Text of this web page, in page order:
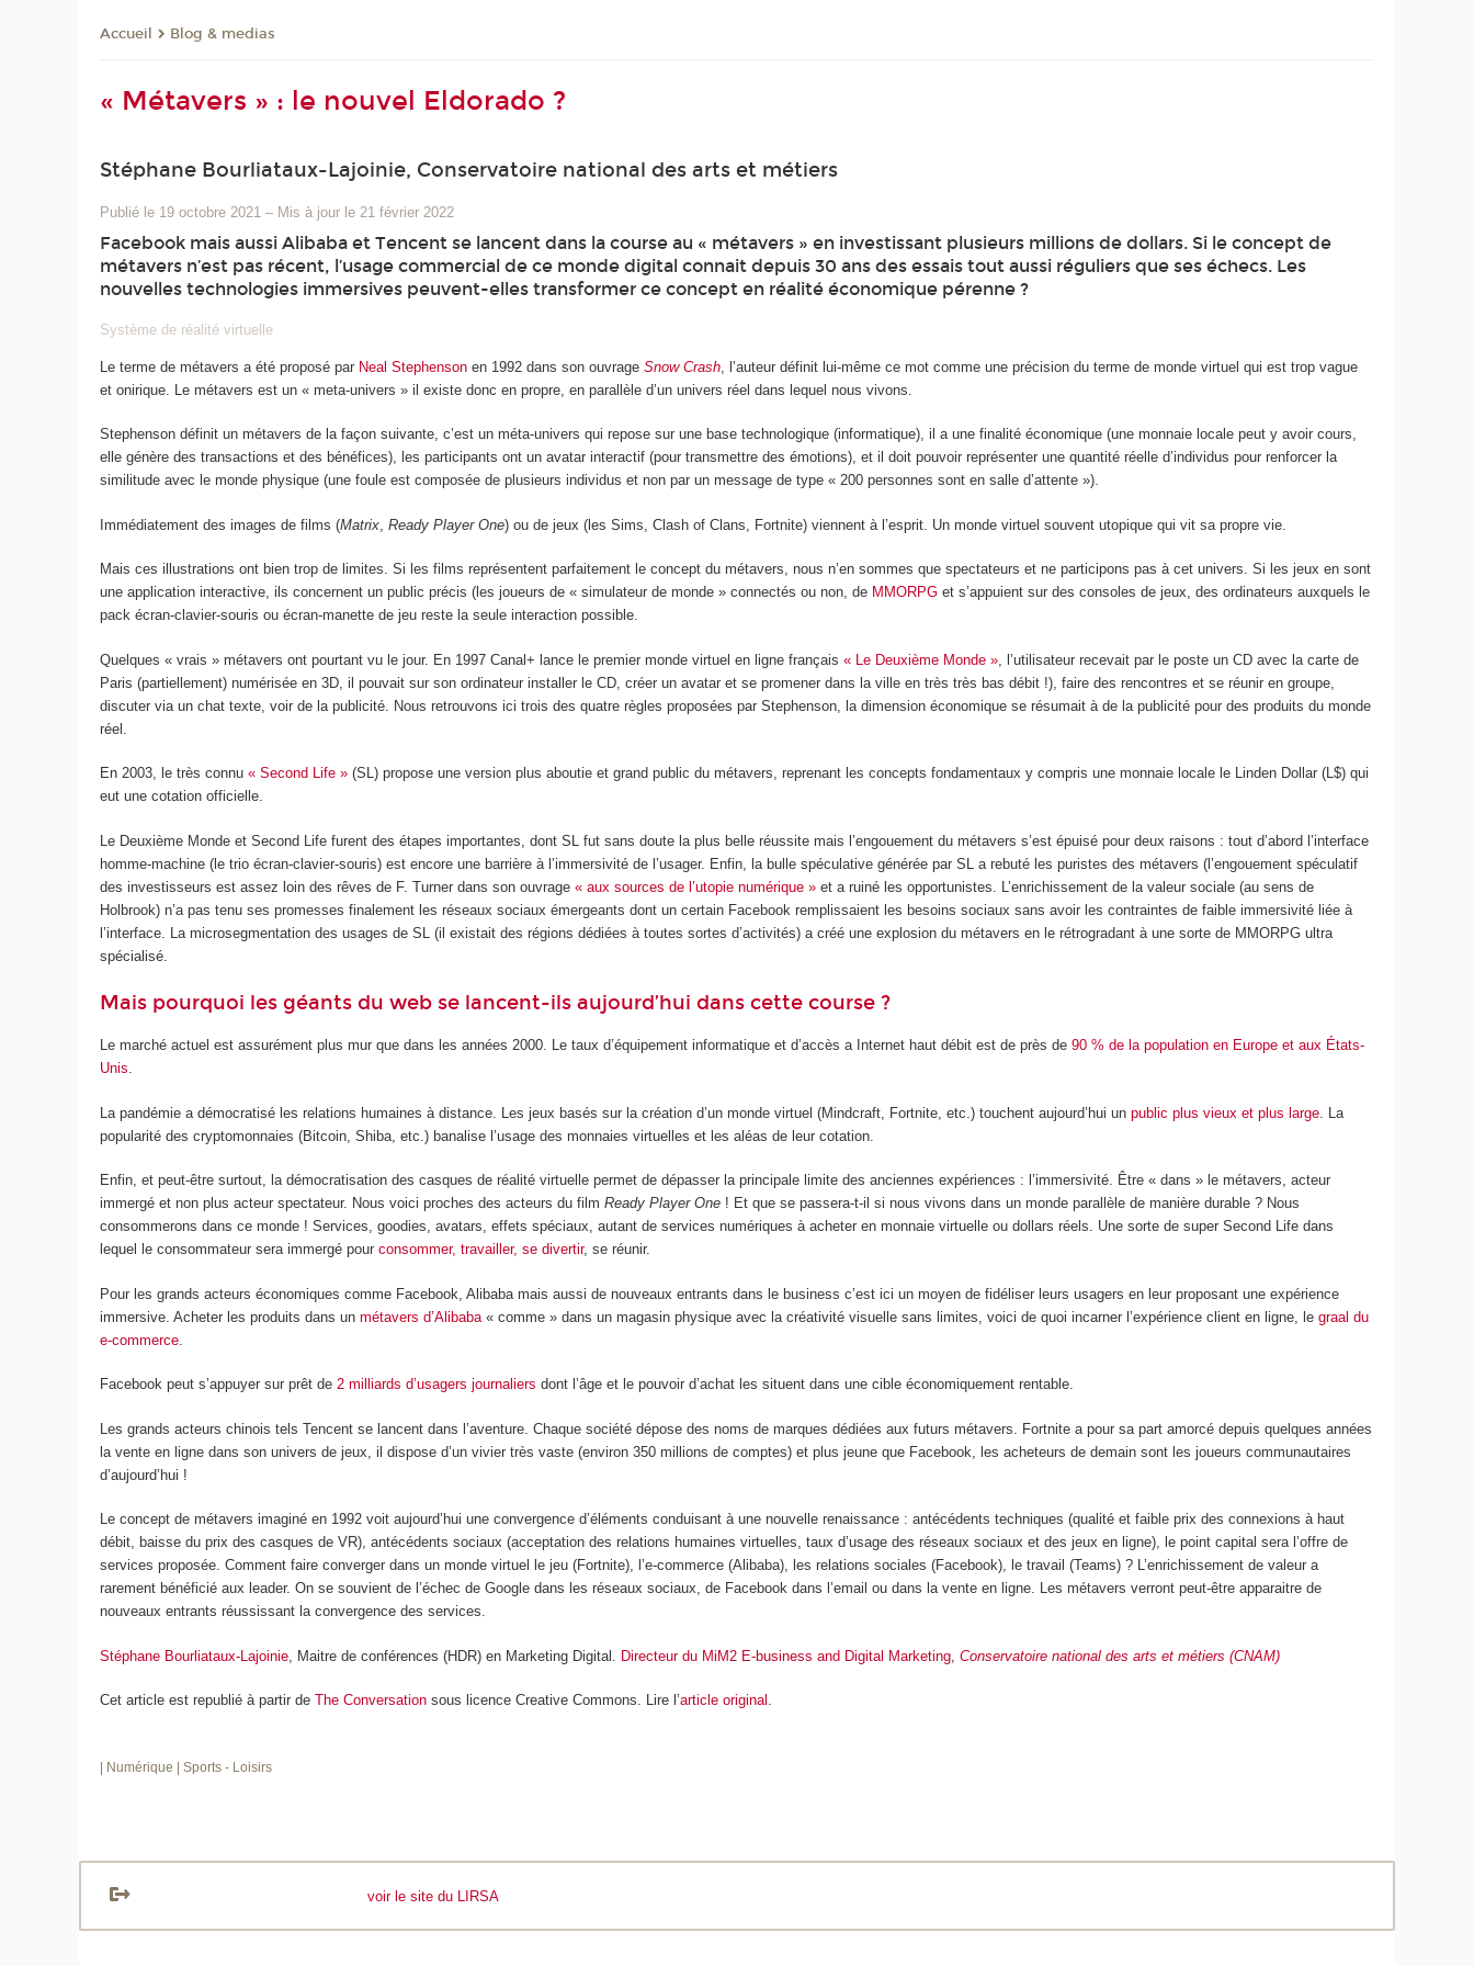
Accueil Blog & medias
« Métavers » : le nouvel Eldorado ?
Stéphane Bourliataux-Lajoinie, Conservatoire national des arts et métiers
Publié le 19 octobre 2021 – Mis à jour le 21 février 2022
Facebook mais aussi Alibaba et Tencent se lancent dans la course au « métavers » en investissant plusieurs millions de dollars. Si le concept de
métavers n’est pas récent, l’usage commercial de ce monde digital connait depuis 30 ans des essais tout aussi réguliers que ses échecs. Les
nouvelles technologies immersives peuvent-elles transformer ce concept en réalité économique pérenne ?
Système de réalité virtuelle
Le terme de métavers a été proposé par Neal Stephenson en 1992 dans son ouvrageSnow Crash , l’auteur définit lui-même ce mot comme une précision du terme de monde virtuel qui est trop vague
et onirique. Le métavers est un « meta-univers » il existe donc en propre, en parallèle d’un univers réel dans lequel nous vivons.
Stephenson définit un métavers de la façon suivante, c’est un méta-univers qui repose sur une base technologique (informatique), il a une finalité économique (une monnaie locale peut y avoir cours,
elle génère des transactions et des bénéfices), les participants ont un avatar interactif (pour transmettre des émotions), et il doit pouvoir représenter une quantité réelle d’individus pour renforcer la
similitude avec le monde physique (une foule est composée de plusieurs individus et non par un message de type « 200 personnes sont en salle d’attente »).
Immédiatement des images de films (Matrix ,Ready Player One) ou de jeux (les Sims, Clash of Clans, Fortnite) viennent à l’esprit. Un monde virtuel souvent utopique qui vit sa propre vie.
Mais ces illustrations ont bien trop de limites. Si les films représentent parfaitement le concept du métavers, nous n’en sommes que spectateurs et ne participons pas à cet univers. Si les jeux en sont
une application interactive, ils concernent un public précis (les joueurs de « simulateur de monde » connectés ou non, de MMORPG et s’appuient sur des consoles de jeux, des ordinateurs auxquels le
pack écran-clavier-souris ou écran-manette de jeu reste la seule interaction possible.
Quelques « vrais » métavers ont pourtant vu le jour. En 1997 Canal+ lance le premier monde virtuel en ligne français« Le Deuxième Monde » , l’utilisateur recevait par le poste un CD avec la carte de
Paris (partiellement) numérisée en 3D, il pouvait sur son ordinateur installer le CD, créer un avatar et se promener dans la ville en très très bas débit !), faire des rencontres et se réunir en groupe,
discuter via un chat texte, voir de la publicité. Nous retrouvons ici trois des quatre règles proposées par Stephenson, la dimension économique se résumait à de la publicité pour des produits du monde
réel.
En 2003, le très connu« Second Life » (SL) propose une version plus aboutie et grand public du métavers, reprenant les concepts fondamentaux y compris une monnaie locale le Linden Dollar (L$) qui
eut une cotation officielle.
Le Deuxième Monde et Second Life furent des étapes importantes, dont SL fut sans doute la plus belle réussite mais l’engouement du métavers s’est épuisé pour deux raisons : tout d’abord l’interface
homme-machine (le trio écran-clavier-souris) est encore une barrière à l’immersivité de l’usager. Enfin, la bulle spéculative générée par SL a rebuté les puristes des métavers (l’engouement spéculatif
des investisseurs est assez loin des rêves de F. Turner dans son ouvrage« aux sources de l’utopie numérique » et a ruiné les opportunistes. L’enrichissement de la valeur sociale (au sens de
Holbrook) n’a pas tenu ses promesses finalement les réseaux sociaux émergeants dont un certain Facebook remplissaient les besoins sociaux sans avoir les contraintes de faible immersivité liée à
l’interface. La microsegmentation des usages de SL (il existait des régions dédiées à toutes sortes d’activités) a créé une explosion du métavers en le rétrogradant à une sorte de MMORPG ultra
spécialisé.
Mais pourquoi les géants du web se lancent-ils aujourd’hui dans cette course ?
Le marché actuel est assurément plus mur que dans les années 2000. Le taux d’équipement informatique et d’accès a Internet haut débit est de près de90 % de la population en Europe et aux États-
Unis.
La pandémie a démocratisé les relations humaines à distance. Les jeux basés sur la création d’un monde virtuel (Mindcraft, Fortnite, etc.) touchent aujourd’hui unpublic plus vieux et plus large . La
popularité des cryptomonnaies (Bitcoin, Shiba, etc.) banalise l’usage des monnaies virtuelles et les aléas de leur cotation.
Enfin, et peut-être surtout, la démocratisation des casques de réalité virtuelle permet de dépasser la principale limite des anciennes expériences : l’immersivité. Être « dans » le métavers, acteur
immergé et non plus acteur spectateur. Nous voici proches des acteurs du filmReady Player One ! Et que se passera-t-il si nous vivons dans un monde parallèle de manière durable ? Nous
consommerons dans ce monde ! Services, goodies, avatars, effets spéciaux, autant de services numériques à acheter en monnaie virtuelle ou dollars réels. Une sorte de super Second Life dans
lequel le consommateur sera immergé pourconsommer, travailler, se divertir, se réunir.
Pour les grands acteurs économiques comme Facebook, Alibaba mais aussi de nouveaux entrants dans le business c’est ici un moyen de fidéliser leurs usagers en leur proposant une expérience
immersive. Acheter les produits dans unmétavers d’Alibaba « comme » dans un magasin physique avec la créativité visuelle sans limites, voici de quoi incarner l’expérience client en ligne, legraal du
e-commerce
Facebook peut s’appuyer sur prêt de2 milliards d’usagers journaliers dont l’âge et le pouvoir d’achat les situent dans une cible économiquement rentable.
Les grands acteurs chinois tels Tencent se lancent dans l’aventure. Chaque société dépose des noms de marques dédiées aux futurs métavers. Fortnite a pour sa part amorcé depuis quelques années
la vente en ligne dans son univers de jeux, il dispose d’un vivier très vaste (environ 350 millions de comptes) et plus jeune que Facebook, les acheteurs de demain sont les joueurs communautaires
d’aujourd’hui !
Le concept de métavers imaginé en 1992 voit aujourd’hui une convergence d’éléments conduisant à une nouvelle renaissance : antécédents techniques (qualité et faible prix des connexions à haut
débit, baisse du prix des casques de VR), antécédents sociaux (acceptation des relations humaines virtuelles, taux d’usage des réseaux sociaux et des jeux en ligne), le point capital sera l’offre de
services proposée. Comment faire converger dans un monde virtuel le jeu (Fortnite), l’e-commerce (Alibaba), les relations sociales (Facebook), le travail (Teams) ? L’enrichissement de valeur a
rarement bénéficié aux leader. On se souvient de l’échec de Google dans les réseaux sociaux, de Facebook dans l’email ou dans la vente en ligne. Les métavers verront peut-être apparaitre de
nouveaux entrants réussissant la convergence des services.
Stéphane Bourliataux-Lajoinie , Maitre de conférences (HDR) en Marketing Digital. Directeur du MiM2 E-business and Digital Marketing ,Conservatoire national des arts et métiers (CNAM)
Cet article est republié à partir deThe Conversation sous licence Creative Commons. Lire l’article original .
| Numérique | Sports - Loisirs
voir le site du LIRSA